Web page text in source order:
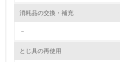
消耗品の交換・補充
－
とじ具の再使用